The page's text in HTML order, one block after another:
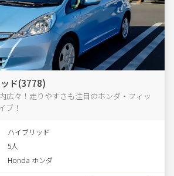
ド(3778)
広々！走りやすさも注目のホンダ・フィッ
ブ！
ハイブリッド
5人
Honda ホンダ